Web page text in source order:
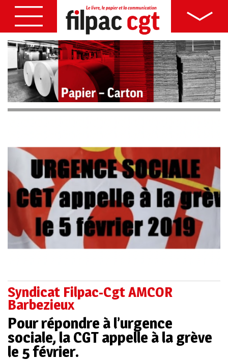
Syndicat Filpac-Cgt AMCOR
Barbezieux
Pour répondre à l’urgence
sociale, la CGT appelle à la grève
le 5 février.